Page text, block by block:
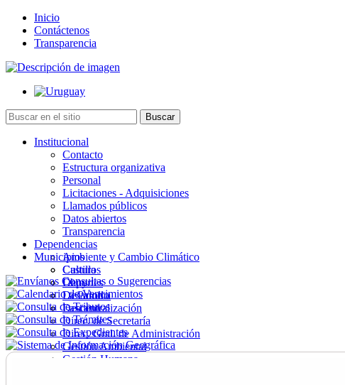
Inicio
Contáctenos
Transparencia
Institucional
Contacto
Estructura organizativa
Personal
Licitaciones - Adquisiciones
Llamados públicos
Datos abiertos
Transparencia
Dependencias
Ambiente y Cambio Climático
Cultura
Deportes
Desarrollo
Descentralización
Direc. de Secretaría
Direc. Gral. de Administración
Gestión Ambiental
Gestión Humana
Municipios
Castillos
Chuy
La Paloma
Lascano